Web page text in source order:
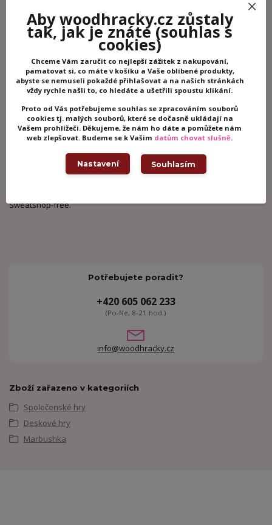
zodpovědně udržovány. Obaly našich her jsou vyrobeny z 90%
recyklovaného papíru.
S výjimkou tisku a vázání se výroba všech her Marbushka provádí
ručně. Ručně vyráběné výrobky mají menší dopad na životní
prostředí.
PŘÍRODNÍ MATERIÁLY
Preferujeme přírodní materiály: papír, dřevo, plátno. K barvení a
ochraně dřevěných částí našich her používáme přírodní barvy.
Hračky Marbushka se vyrábějí hlavně v Maďarsku. Naši partneři,
Sweatshop-free.
Potřebujete poradit?
+420 605 062 233
(Po-Ne, 8-21 hod.)
info@woodhracky.cz
Zboží zařazeno v kategoriích
Společenské hry
Deskové hry
Marbushka
Aby woodhracky.cz zůstaly
tak, jak je znáte(souhlas s
cookies)
Chceme Vám zaručit co nejlepší zážitek z nakupování,
pamatovat si, co máte v košíku a Vaše oblíbené produkty,
abyste se nemuseli pokaždé přihlašovat a na našich stránkách
vždy rychle našli to, co hledáte a ušetřili spoustu klikání.
Proto od Vás potřebujeme souhlas se zpracováním souborů
cookies tj. malých souborů, které se dočasně ukládají na
Vašem prohlížeči. Děkujeme, že nám ho dáte a pomůžete nám
web zlepšovat. Budeme se k Vašim datům chovat slušně.
Nastavení Souhlasím